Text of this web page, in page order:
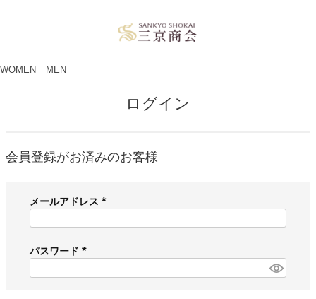
WOMEN MEN
ログイン
会員登録がお済みのお客様
メールアドレス
必
)
パスワード
必